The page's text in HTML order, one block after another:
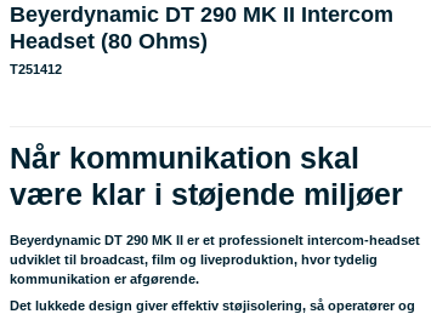
Beyerdynamic DT 290 MK II Intercom
Headset (80 Ohms)
T251412
Når kommunikation skal
være klar i støjende miljøer
Beyerdynamic DT 290 MK II er et professionelt intercom-headset
udviklet til broadcast, film og liveproduktion, hvor tydelig
kommunikation er afgørende.
Det lukkede design giver effektiv støjisolering, så operatører og